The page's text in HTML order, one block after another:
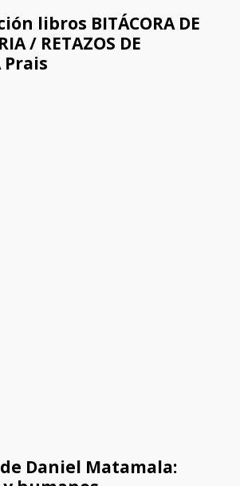
libros BITÁCORA DE
/ RETAZOS DE
Prais
Daniel Matamala: